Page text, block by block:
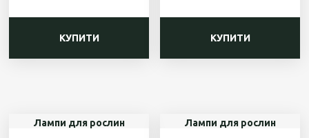
КУПИТИ КУПИТИ
Лампи для рослин Лампи для рослин